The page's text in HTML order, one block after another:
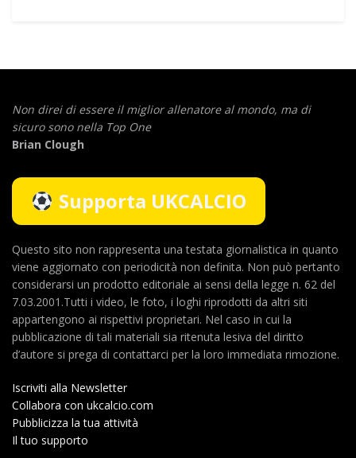
Non direi di essere il miglior allenatore al mondo, ma di
sicuro sono nella Top One
Brian Clough
Supporta UKCALCIO
Questo sito non rappresenta una testata giornalistica in quanto
viene aggiornato con periodicità non definita. Non può pertanto
considerarsi un prodotto editoriale ai sensi della legge n. 62 del
7.03.2001.Tutti i video, le foto, i loghi riprodotti da altri siti
appartengono ai rispettivi proprietari. Nel caso in cui la
pubblicazione di tali materiali sia ritenuta lesiva del diritto
d’autore si prega di contattarci per la loro immediata rimozione.
Iscriviti alla Newsletter
Collabora con ukcalcio.com
Pubblicizza la tua attività
Il tuo supporto